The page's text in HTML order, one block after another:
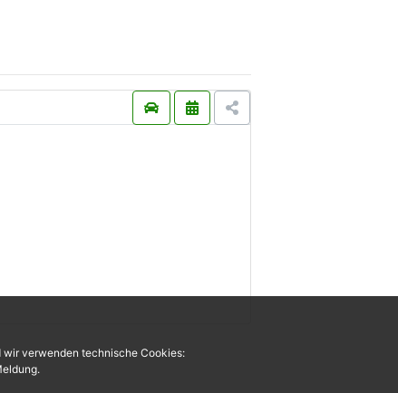
wir verwenden technische Cookies: